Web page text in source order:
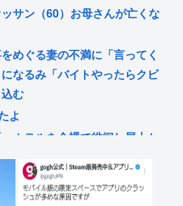
サン（60）お母さんが亡くな
めぐる妻の不満に「言ってく
なるみ「バイトやったらクビ
む
よ
ホテルを全裸で徘徊し屋上か
チームのピッチャーになって秋
デを三振に抑えたら一億です